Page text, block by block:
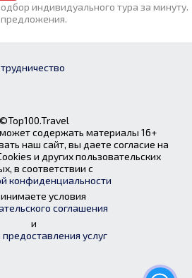
индивидуального тура за минуту.
©Top100.Travel
содержать материалы 16+
наш сайт, вы даете согласие на
и других пользовательских
в соответствии с
конфиденциальности
условия
соглашения
и
услуг